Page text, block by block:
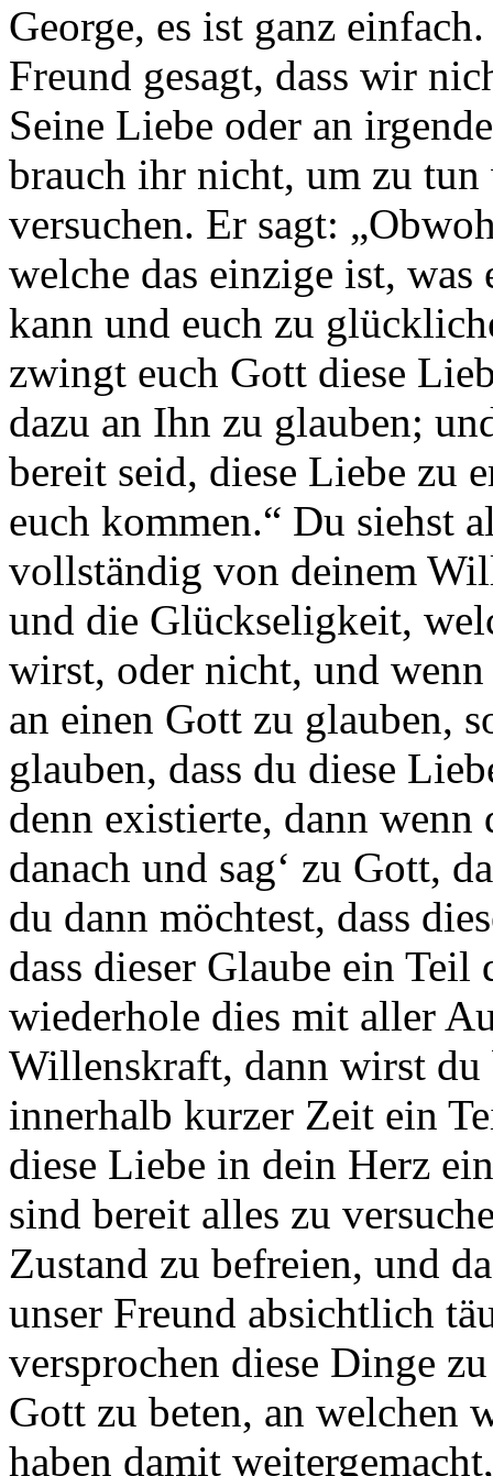
George, es ist ganz
Freund gesagt, dass wir
Seine Liebe oder an
brauch ihr nicht, um zu
versuchen. Er sagt:
welche das einzige ist,
kann und euch zu
zwingt euch Gott diese
dazu an Ihn zu glauben;
bereit seid, diese Liebe zu
euch kommen.“ Du siehst
vollständig von deinem
und die Glückseligkeit,
wirst, oder nicht, und
an einen Gott zu glauben,
glauben, dass du diese
denn existierte, dann wenn
danach und sag‘ zu Gott,
du dann möchtest, dass
dass dieser Glaube ein
wiederhole dies mit aller
Willenskraft, dann wirst du
innerhalb kurzer Zeit ein
diese Liebe in dein Herz
sind bereit alles zu
Zustand zu befreien, und
unser Freund absichtlich
versprochen diese Dinge
Gott zu beten, an welchen
haben damit